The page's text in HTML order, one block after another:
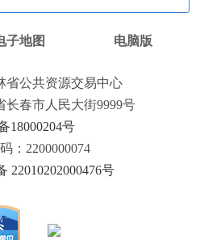
子地图 电脑版
省公共资源交易中心
长春市人民大街9999号
18000204号
：2200000074
22010202000476号